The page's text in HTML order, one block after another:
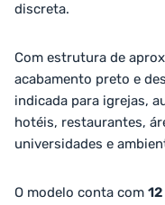
discreta.
Com estrutura de
acabamento preto e
indicada para igrejas,
hotéis, restaurantes,
universidades e
O modelo conta com